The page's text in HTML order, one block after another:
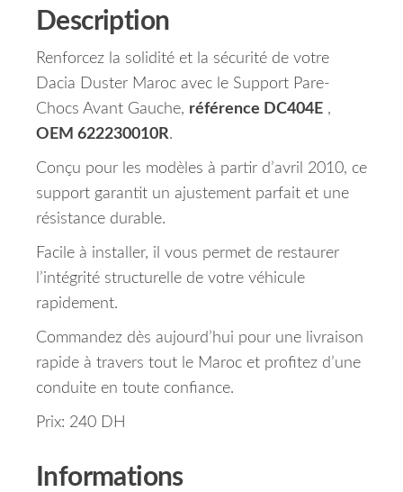
Description
Renforcez la solidité et la sécurité de votre
Dacia Duster Maroc avec le Support Pare-
Chocs Avant Gauche, référence DC404E ,
OEM 622230010R.
Conçu pour les modèles à partir d’avril 2010, ce
support garantit un ajustement parfait et une
résistance durable.
Facile à installer, il vous permet de restaurer
l’intégrité structurelle de votre véhicule
rapidement.
Commandez dès aujourd’hui pour une livraison
rapide à travers tout le Maroc et profitez d’une
conduite en toute confiance.
Prix: 240 DH
Informations